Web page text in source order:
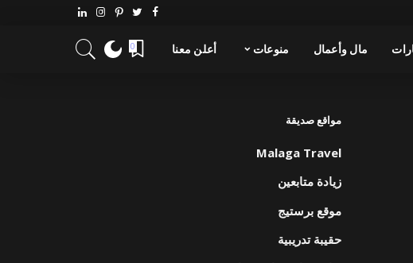
مال وأعمال منوعات أعلن معنا 0
مواقع صديقة
Malaga Travel
زيادة متابعين
موقع برستيج
حقيبة تدريبية